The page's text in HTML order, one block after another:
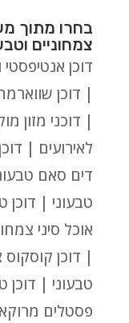
צמחוניים
דוכן
| דוכן
| דוכני מזון
לאירועים |
דים סאם
טבעוני | דוכן
אוכל סיני
| דוכן קוסקוס
טבעוני | דוכן
פסטלים